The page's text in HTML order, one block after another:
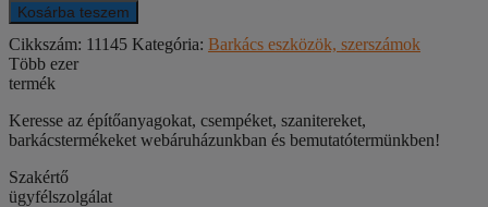
Kosárba teszem
Cikkszám: 11145 Kategória: Barkács eszközök, szerszámok
Több ezer
termék
Keresse az építőanyagokat, csempéket, szanitereket,
barkácstermékeket webáruházunkban és bemutatótermünkben!
Szakértő
ügyfélszolgálat